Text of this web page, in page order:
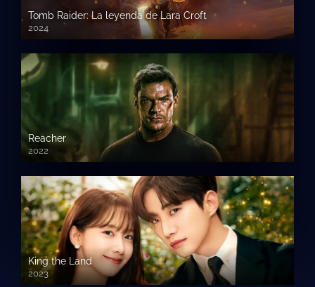
Tomb Raider: La leyenda de Lara Croft
2024
Reacher
2022
King the Land
2023